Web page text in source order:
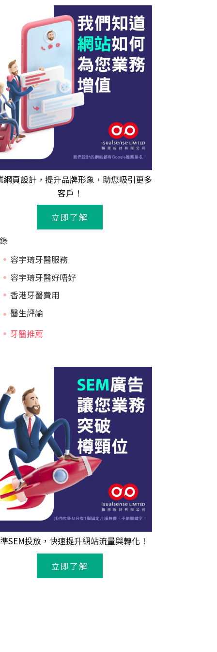
網頁設計 ，提升品牌形象，助您吸引更多
客戶！
立即了解
容宇琦牙醫服務
容宇琦牙醫好唔好
香港牙醫費用
牙醫推薦
SEM投放，快速提升網站流量與轉化！
立即了解